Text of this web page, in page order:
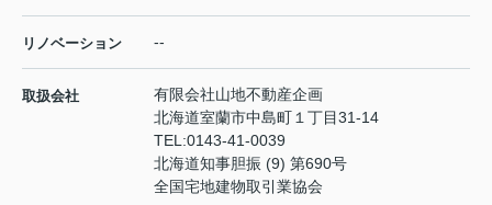
リノベーション --
取扱会社
有限会社山地不動産企画
北海道室蘭市中島町１丁目31-14
TEL:0143-41-0039
北海道知事胆振 (9) 第690号
全国宅地建物取引業協会